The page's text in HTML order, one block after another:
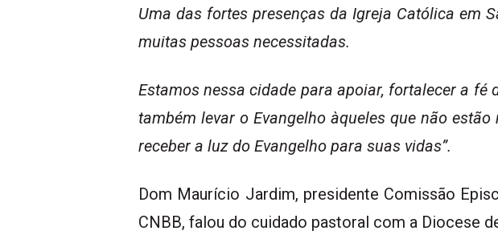
Uma das fortes presenças da Igreja Católica em
muitas pessoas necessitadas.
Estamos nessa cidade para apoiar, fortalecera fé
também levar o Evangelho àqueles que não estão
receber a luz do Evangelho para suas vidas”.
Dom Maurício Jardim, presidente Comissão
CNBB, falou do cuidado pastoral com a Diocese